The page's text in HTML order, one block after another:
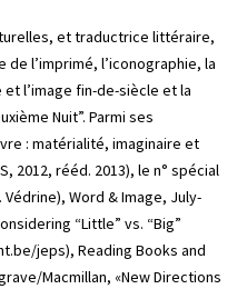
et traductrice littéraire,
l’imprimé, l’iconographie, la
l’image fin-de-siècle et la
Nuit”. Parmi ses
: matérialité, imaginaire et
2012, rééd. 2013), le n° spécial
Védrine), Word & Image, July-
“Little” vs. “Big”
jeps), Reading Books and
Macmillan, «New Directions